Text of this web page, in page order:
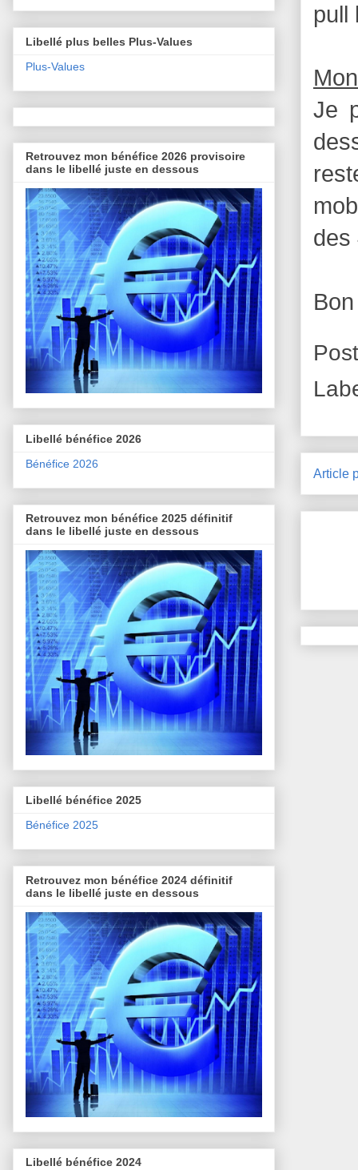
pull
Je
des
Article
Libellé plus belles Plus-Values
Plus-Values
Retrouvez mon bénéfice 2026 provisoire
dans le libellé juste en dessous
Libellé bénéfice 2026
Bénéfice 2026
Retrouvez mon bénéfice 2025 définitif
dans le libellé juste en dessous
Libellé bénéfice 2025
Bénéfice 2025
Retrouvez mon bénéfice 2024 définitif
dans le libellé juste en dessous
Libellé bénéfice 2024